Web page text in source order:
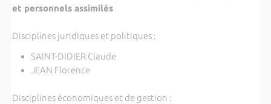
et personnels assimilés
Disciplines juridiques et politiques :
SAINT-DIDIER Claude
JEAN Florence
Disciplines économiques et de gestion :